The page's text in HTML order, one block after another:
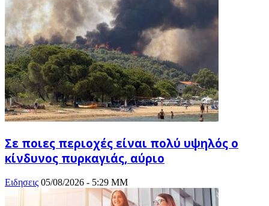
Σε ποιες περιοχές είναι πολύ υψηλός o
κίνδυνος πυρκαγιάς, αύριο
Ειδησεις 05/08/2026 - 5:29 ΜΜ